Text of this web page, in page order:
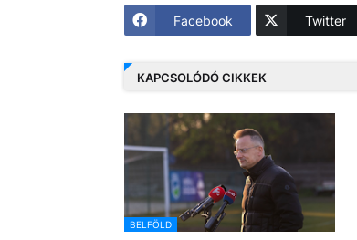
Facebook Twitter
KAPCSOLÓDÓ CIKKEK
BELFÖLD